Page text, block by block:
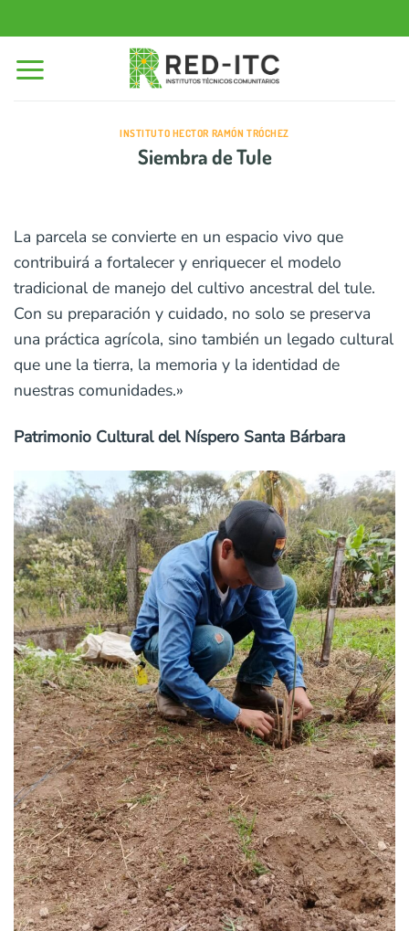
al
contenido
INSTITUTO HECTOR RAMÓN TRÓCHEZ
Siembra de Tule
La parcela se convierte en un espacio vivo que
contribuirá a fortalecer y enriquecer el modelo
tradicional de manejo del cultivo ancestral del tule.
Con su preparación y cuidado, no solo se preserva
una práctica agrícola, sino también un legado cultural
que une la tierra, la memoria y la identidad de
nuestras comunidades.»
Patrimonio Cultural del Níspero Santa Bárbara